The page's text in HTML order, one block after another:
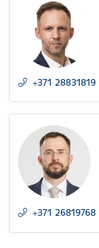
+371 28831819
+371 26819768